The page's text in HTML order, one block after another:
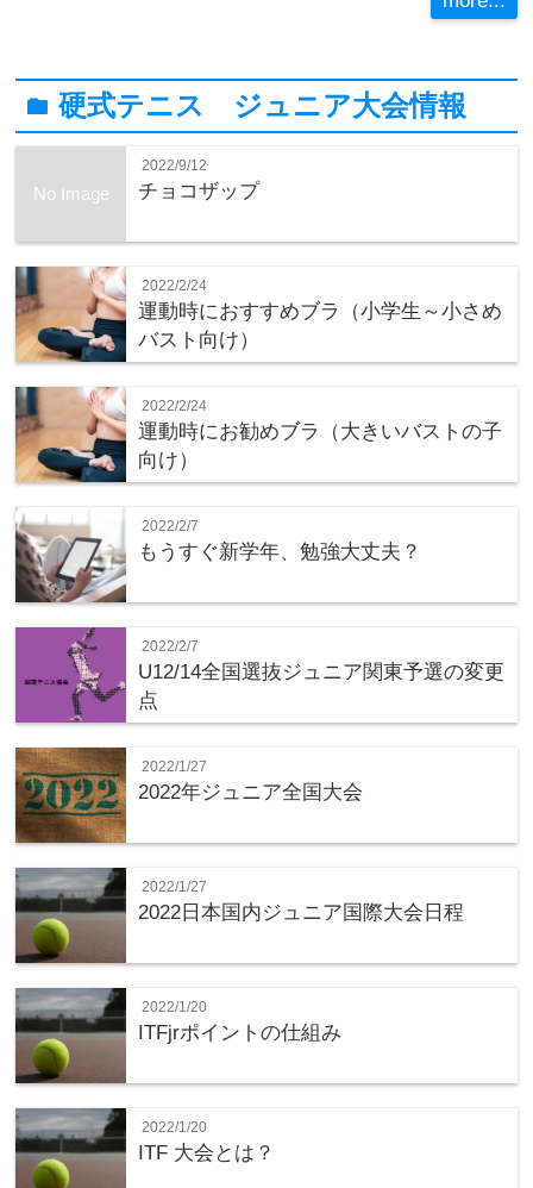
folder硬式テニス ジュニア大会情報
No Image
2022/9/12
チョコザップ
2022/2/24
運動時におすすめブラ（小学生～小さめ
バスト向け）
2022/2/24
運動時にお勧めブラ（大きいバストの子
向け）
2022/2/7
もうすぐ新学年、勉強大丈夫？
2022/2/7
U12/14全国選抜ジュニア関東予選の変更
点
2022/1/27
2022年ジュニア全国大会
2022/1/27
2022日本国内ジュニア国際大会日程
2022/1/20
ITFjrポイントの仕組み
2022/1/20
ITF 大会とは？